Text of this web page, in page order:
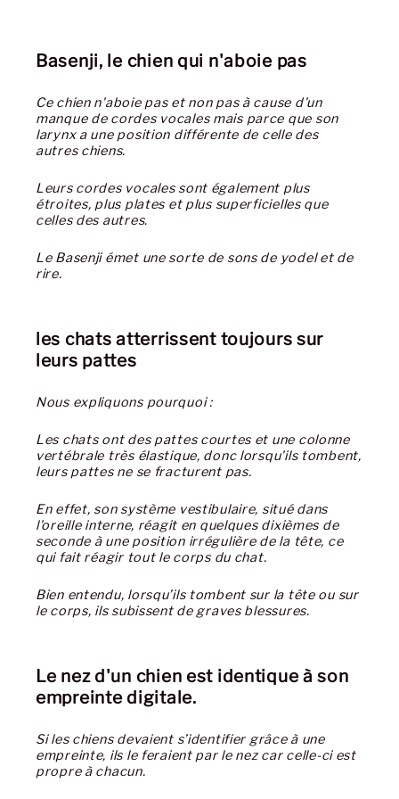
Basenji, le chien qui n'aboie pas
Ce chien n'aboie pas et non pas à cause d'un
manque de cordes vocales mais parce que son
larynx a une position différente de celle des
autres chiens.
Leurs cordes vocales sont également plus
étroites, plus plates et plus superficielles que
celles des autres.
Le Basenji émet une sorte de sons de yodel et de
rire.
les chats atterrissent toujours sur
leurs pattes
Nous expliquons pourquoi :
Les chats ont des pattes courtes et une colonne
vertébrale très élastique, donc lorsqu'ils tombent,
leurs pattes ne se fracturent pas.
En effet, son système vestibulaire, situé dans
l'oreille interne, réagit en quelques dixièmes de
seconde à une position irrégulière de la tête, ce
qui fait réagir tout le corps du chat.
Bien entendu, lorsqu’ils tombent sur la tête ou sur
le corps, ils subissent de graves blessures.
Le nez d'un chien est identique à son
empreinte digitale.
Si les chiens devaient s’identifier grâce à une
empreinte, ils le feraient par le nez car celle-ci est
propre à chacun.